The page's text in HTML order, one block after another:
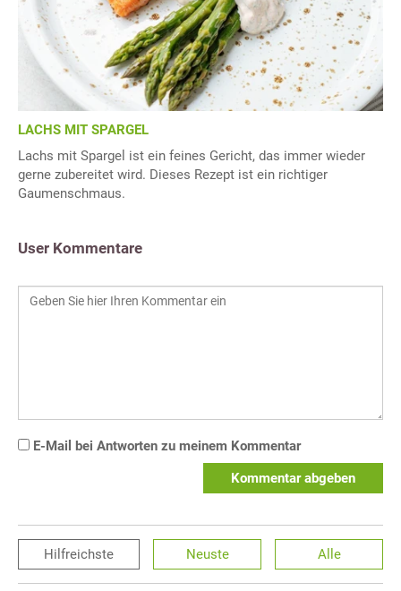
LACHS MIT SPARGEL
Lachs mit Spargel ist ein feines Gericht, das immer wieder
gerne zubereitet wird. Dieses Rezept ist ein richtiger
Gaumenschmaus.
User Kommentare
E-Mail bei Antworten zu meinem Kommentar
Kommentar abgeben
Hilfreichste Neuste Alle